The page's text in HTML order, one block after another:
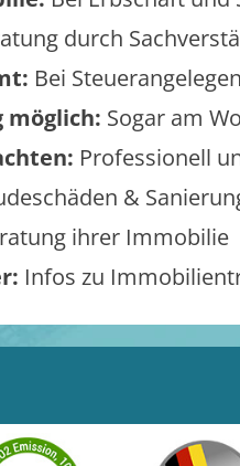
durch
Bei
Sogar am
Professionell
&
ihrer Immobilie
Infos zu